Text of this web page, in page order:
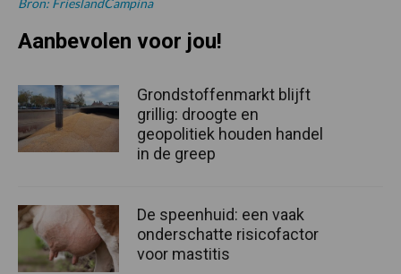
Aanbevolen voor jou!
Grondstoffenmarkt blijft
grillig: droogte en
geopolitiek houden handel
in de greep
De speenhuid: een vaak
onderschatte risicofactor
voor mastitis